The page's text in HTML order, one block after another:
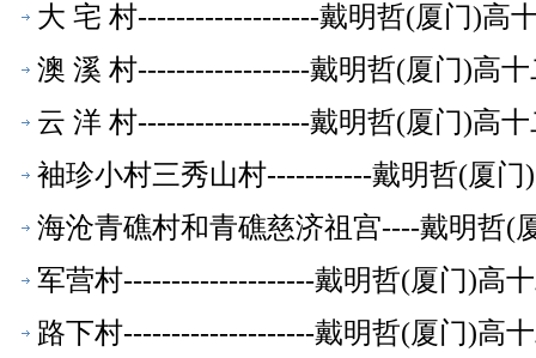
大 宅 村-------------------戴明哲(厦门)高
澳 溪 村------------------戴明哲(厦门)高
云 洋 村------------------戴明哲(厦门)高
袖珍小村三秀山村-----------戴明哲(厦
海沧青礁村和青礁慈济祖宫----戴明哲(
军营村--------------------戴明哲(厦门)高
路下村--------------------戴明哲(厦门)高